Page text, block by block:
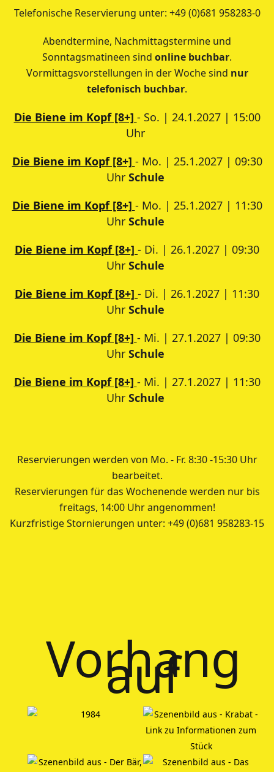
Telefonische Reservierung unter: +49 (0)681 958283-0
Abendtermine, Nachmittagstermine und
Sonntagsmatineen sind online buchbar.
Vormittagsvorstellungen in der Woche sind nur
telefonisch buchbar.
Die Biene im Kopf [8+] - So. | 24.1.2027 | 15:00
Uhr
Die Biene im Kopf [8+] - Mo. | 25.1.2027 | 09:30
Uhr Schule
Die Biene im Kopf [8+] - Mo. | 25.1.2027 | 11:30
Uhr Schule
Die Biene im Kopf [8+] - Di. | 26.1.2027 | 09:30
Uhr Schule
Die Biene im Kopf [8+] - Di. | 26.1.2027 | 11:30
Uhr Schule
Die Biene im Kopf [8+] - Mi. | 27.1.2027 | 09:30
Uhr Schule
Die Biene im Kopf [8+] - Mi. | 27.1.2027 | 11:30
Uhr Schule
Reservierungen werden von Mo. - Fr. 8:30 -15:30 Uhr
bearbeitet.
Reservierungen für das Wochenende werden nur bis
freitags, 14:00 Uhr angenommen!
Kurzfristige Stornierungen unter: +49 (0)681 958283-15
Vorhang
auf